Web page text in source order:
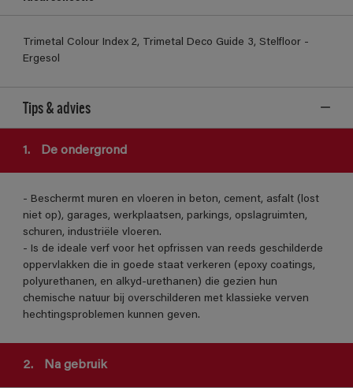
Trimetal Colour Index 2, Trimetal Deco Guide 3, Stelfloor -
Ergesol
Tips & advies
1. De ondergrond
- Beschermt muren en vloeren in beton, cement, asfalt (lost
niet op), garages, werkplaatsen, parkings, opslagruimten,
schuren, industriële vloeren.
- Is de ideale verf voor het opfrissen van reeds geschilderde
oppervlakken die in goede staat verkeren (epoxy coatings,
polyurethanen, en alkyd-urethanen) die gezien hun
chemische natuur bij overschilderen met klassieke verven
hechtingsproblemen kunnen geven.
2. Na gebruik